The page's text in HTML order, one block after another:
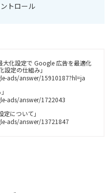
トロール
大化設定で Google 広告を最適化
設定の仕組み」
ads/answer/15910187?hl=ja
ads/answer/1722043
について」
ads/answer/13721847